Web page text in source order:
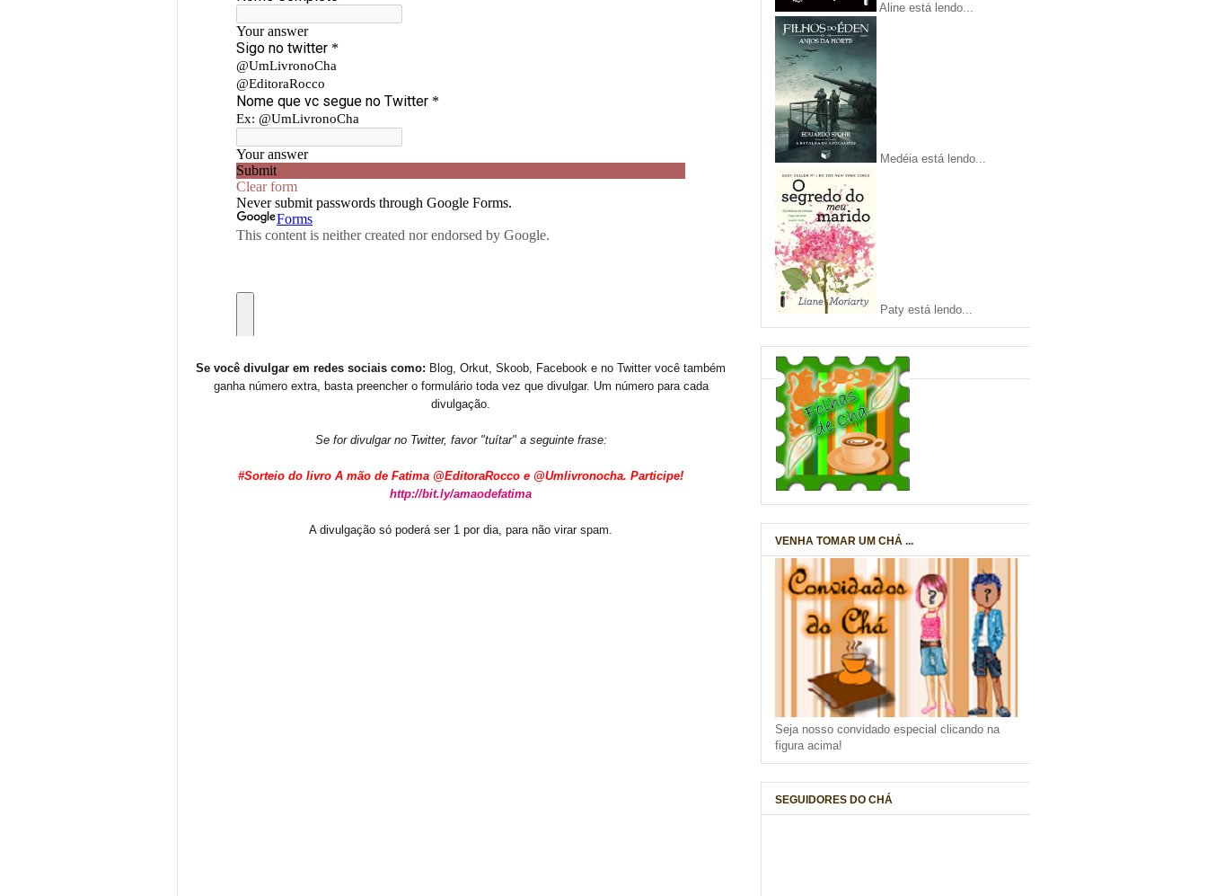
Se você divulgar em redes sociais como: Blog, Orkut, Skoob, Facebook e no Twitter você também
ganha número extra, basta preencher o formulário toda vez que divulgar. Um número para cada
divulgação.
Se for divulgar no Twitter, favor "tuítar" a seguinte frase:
#Sorteio do livro A mão de Fatima @EditoraRocco e @Umlivronocha. Participe!
http://bit.ly/amaodefatima
A divulgação só poderá ser 1 por dia, para não virar spam.
Aline está lendo...
Medéia está lendo...
Paty está lendo...
VENHA TOMAR UM CHÁ ...
Seja nosso convidado especial clicando na
figura acima!
SEGUIDORES DO CHÁ